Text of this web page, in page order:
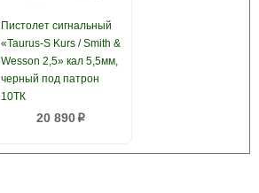
Пистолет сигнальный
«Taurus-S Kurs / Smith &
Wesson 2,5» кал 5,5мм,
черный под патрон
10ТК
20 890p